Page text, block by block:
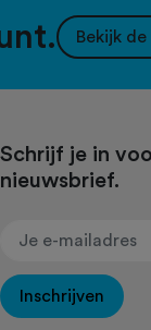
Bekijk
Schrijf je in
nieuwsbrief.
Inschrijven